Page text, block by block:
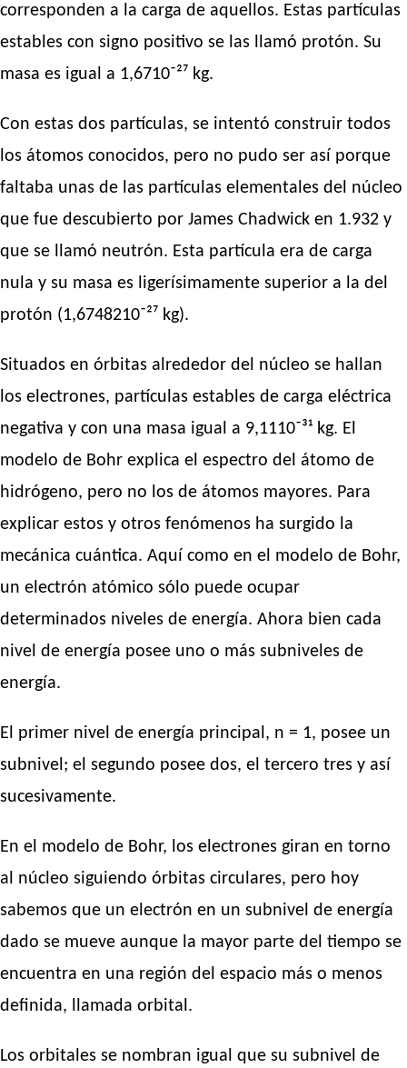
corresponden a la carga de aquellos. Estas partículas
estables con signo positivo se las llamó protón. Su
masa es igual a 1,6710⁻²⁷ kg.
Con estas dos partículas, se intentó construir todos
los átomos conocidos, pero no pudo ser así porque
faltaba unas de las partículas elementales del núcleo
que fue descubierto por James Chadwick en 1.932 y
que se llamó neutrón. Esta partícula era de carga
nula y su masa es ligerísimamente superior a la del
protón (1,6748210⁻²⁷ kg).
Situados en órbitas alrededor del núcleo se hallan
los electrones, partículas estables de carga eléctrica
negativa y con una masa igual a 9,1110⁻³¹ kg. El
modelo de Bohr explica el espectro del átomo de
hidrógeno, pero no los de átomos mayores. Para
explicar estos y otros fenómenos ha surgido la
mecánica cuántica. Aquí como en el modelo de Bohr,
un electrón atómico sólo puede ocupar
determinados niveles de energía. Ahora bien cada
nivel de energía posee uno o más subniveles de
energía.
El primer nivel de energía principal, n = 1, posee un
subnivel; el segundo posee dos, el tercero tres y así
sucesivamente.
En el modelo de Bohr, los electrones giran en torno
al núcleo siguiendo órbitas circulares, pero hoy
sabemos que un electrón en un subnivel de energía
dado se mueve aunque la mayor parte del tiempo se
encuentra en una región del espacio más o menos
definida, llamada orbital.
Los orbitales se nombran igual que su subnivel de